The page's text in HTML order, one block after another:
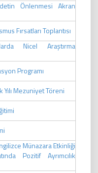
Önlenmesi Akran
Fırsatları Toplantısı
Nicel Araştırma
Programı
Mezuniyet Töreni
Münazara Etkinliği
Pozitif Ayrımcılık